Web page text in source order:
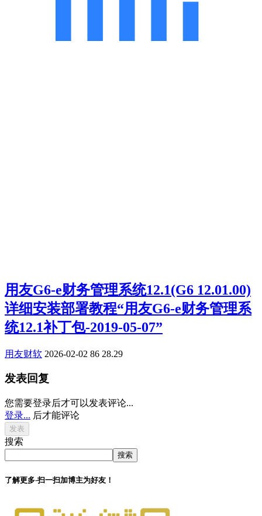
用友G6-e财务管理系统12.1(G6 12.01.00)
详细安装部署教程“用友G6-e财务管理系
统12.1补丁包-2019-05-07”
用友财软 2026-02-02 86 28.29
发表回复
您需要登录后才可以发表评论...
登录... 后才能评论
搜索
搜索
了解更多-扫一扫加博主为好友！